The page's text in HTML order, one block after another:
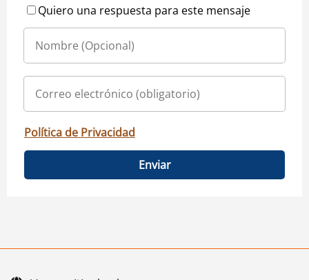
Quiero una respuesta para este mensaje
Política de Privacidad
Enviar